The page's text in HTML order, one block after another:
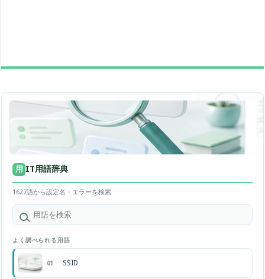
用 IT用語辞典
1627語から設定名・エラーを検索
よく調べられる用語
01 SSID